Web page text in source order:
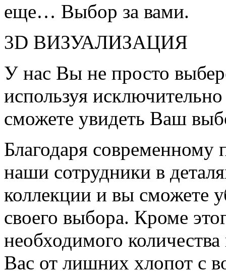
еще… Выбор за вами.
3D ВИЗУАЛИЗАЦИЯ
У нас Вы не просто
используя
сможете увидеть Ваш
Благодаря
наши сотрудники в
коллекции и вы сможете
своего выбора. Кроме
необходимого
Вас от лишних хлопот с